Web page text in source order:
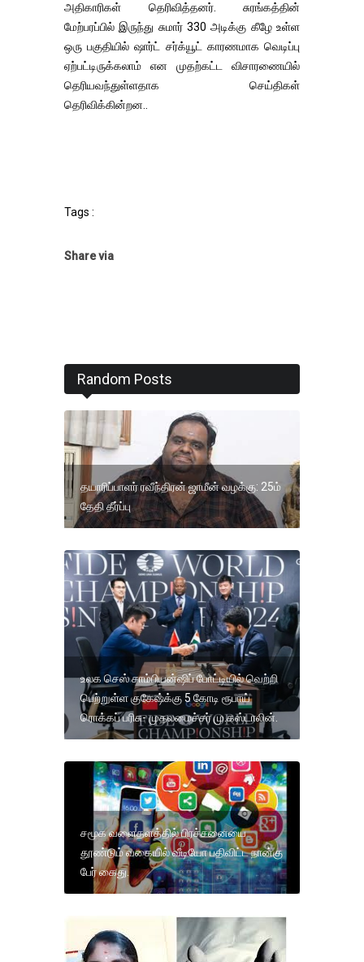
அதிகாரிகள் தெரிவித்தனர். சுரங்கத்தின்
மேற்பரப்பில் இருந்து சுமார் 330 அடிக்கு கீழே உள்ள
ஒரு பகுதியில் ஷார்ட் சர்க்யூட் காரணமாக வெடிப்பு
ஏற்பட்டிருக்கலாம் என முதற்கட்ட விசாரணையில்
தெரியவந்துள்ளதாக செய்திகள்
தெரிவிக்கின்றன..
Tags :
Share via
Random Posts
தயாரிப்பாளர் ரவீந்திரன் ஜாமீன் வழக்கு: 25ம்
தேதி தீர்ப்பு
உலக செஸ் சாம்பியன்ஷிப் போட்டியில் வெற்றி
பெற்றுள்ள குகேஷ்க்கு 5 கோடி ரூபாய்
ரொக்கப் பரிசு- முதலமைச்சர் மு.கஸ்டாலின்.
சமூக வளைதளத்தில் பிரச்சனையை
தூண்டும் வகையில் வீடியோ பதிவிட்ட நான்கு
பேர் கைது.